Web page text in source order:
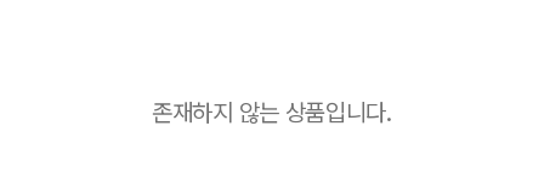
존재하지 않는 상품입니다.